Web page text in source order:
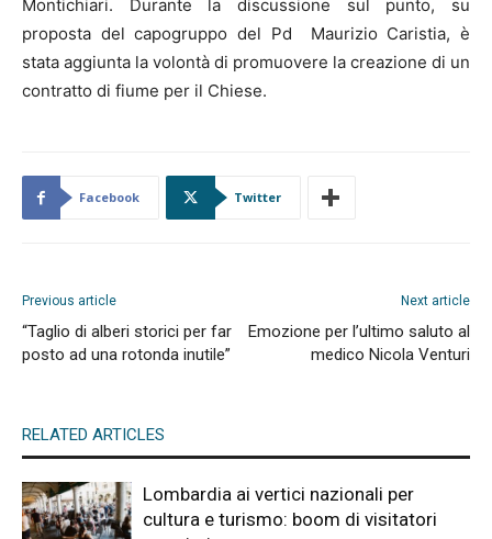
Montichiari. Durante la discussione sul punto, su
proposta del capogruppo del Pd Maurizio Caristia, è
stata aggiunta la volontà di promuovere la creazione di un
contratto di fiume per il Chiese.
Facebook Twitter
Previous article
“Taglio di alberi storici per far
posto ad una rotonda inutile”
Next article
Emozione per l’ultimo saluto al
medico Nicola Venturi
RELATED ARTICLES
Lombardia ai vertici nazionali per
cultura e turismo: boom di visitatori